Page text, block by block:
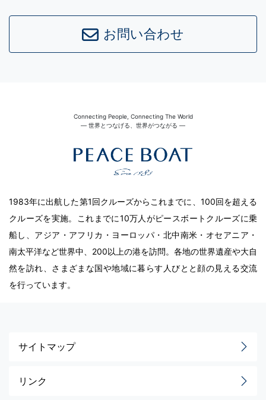
お問い合わせ
Connecting People, Connecting The World
― 世界とつなげる、世界がつながる ―
1983年に出航した第1回クルーズからこれまでに、100回を超える
クルーズを実施。これまでに10万人がピースボートクルーズに乗
船し、アジア・アフリカ・ヨーロッパ・北中南米・オセアニア・
南太平洋など世界中、200以上の港を訪問。各地の世界遺産や大自
然を訪れ、さまざまな国や地域に暮らす人びとと顔の見える交流
を行っています。
サイトマップ
リンク